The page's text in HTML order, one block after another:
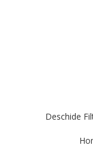
Deschide